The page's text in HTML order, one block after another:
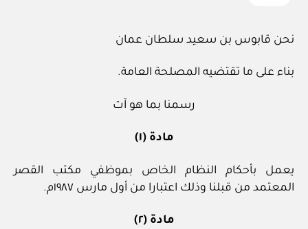
نحن قابوس بن سعيد سلطان عمان
بناء على ما تقتضيه المصلحة العامة.
رسمنا بما هو آت
مادة (١)
يعمل بأحكام النظام الخاص بموظفي مكتب القصر
المعتمد من قبلنا وذلك اعتبارا من أول مارس ١٩٨٧م.
مادة (٢)